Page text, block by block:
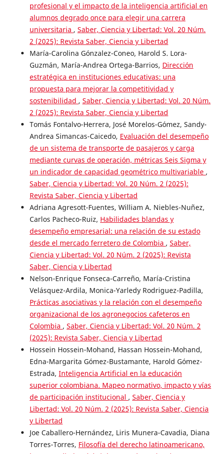
profesional y el impacto de la inteligencia artificial en
alumnos degrado once para elegir una carrera
universitaria , Saber, Ciencia y Libertad: Vol. 20 Núm.
2 (2025): Revista Saber, Ciencia y Libertad
María-Carolina Gónzalez-Coneo, Harold S. Lora-
Guzmán, María-Andrea Ortega-Barrios, Dirección
estratégica en instituciones educativas: una
propuesta para mejorar la competitividad y
sostenibilidad , Saber, Ciencia y Libertad: Vol. 20 Núm.
2 (2025): Revista Saber, Ciencia y Libertad
Tomás Fontalvo-Herrera, José Morelos-Gómez, Sandy-
Andrea Simancas-Caicedo, Evaluación del desempeño
de un sistema de transporte de pasajeros y carga
mediante curvas de operación, métricas Seis Sigma y
un indicador de capacidad geométrico multivariable ,
Saber, Ciencia y Libertad: Vol. 20 Núm. 2 (2025):
Revista Saber, Ciencia y Libertad
Adriana Agresott-Fuentes, William A. Niebles-Nuñez,
Carlos Pacheco-Ruiz, Habilidades blandas y
desempeño empresarial: una relación de su estado
desde el mercado ferretero de Colombia , Saber,
Ciencia y Libertad: Vol. 20 Núm. 2 (2025): Revista
Saber, Ciencia y Libertad
Nelson-Enrique Fonseca-Carreño, María-Cristina
Velásquez-Ardila, Monica-Yarledy Rodriguez-Padilla,
Prácticas asociativas y la relación con el desempeño
organizacional de los agronegocios cafeteros en
Colombia , Saber, Ciencia y Libertad: Vol. 20 Núm. 2
(2025): Revista Saber, Ciencia y Libertad
Hossein Hossein-Mohand, Hassan Hossein-Mohand,
Edna-Margarita Gómez-Bustamante, Harold Gómez-
Estrada, Inteligencia Artificial en la educación
superior colombiana. Mapeo normativo, impacto y vías
de participación institucional , Saber, Ciencia y
Libertad: Vol. 20 Núm. 2 (2025): Revista Saber, Ciencia
y Libertad
Joe Caballero-Hernández, Liris Munera-Cavadia, Diana
Torres-Torres, Filosofía del derecho latinoamericano,